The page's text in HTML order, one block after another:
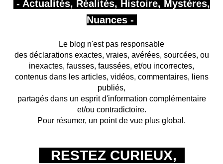
- Actualités, Réalités, Histoire, Mystères,
Nuances -
Le blog n'est pas responsable
des déclarations exactes, vraies, avérées, sourcées, ou
inexactes, fausses, faussées, et/ou incorrectes,
contenus dans les articles, vidéos, commentaires, liens
publiés,
partagés dans un esprit d'information complémentaire
et/ou contradictoire.
Pour résumer, un point de vue plus global.
RESTEZ CURIEUX,